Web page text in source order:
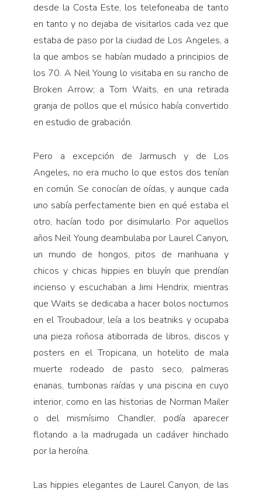
desde la Costa Este, los telefoneaba de tanto
en tanto y no dejaba de visitarlos cada vez que
estaba de paso por la ciudad de Los Angeles, a
la que ambos se habían mudado a principios de
los 70. A Neil Young lo visitaba en su rancho de
Broken Arrow; a Tom Waits, en una retirada
granja de pollos que el músico había convertido
en estudio de grabación.
Pero a excepción de Jarmusch y de Los
Angeles, no era mucho lo que estos dos tenían
en común. Se conocían de oídas, y aunque cada
uno sabía perfectamente bien en qué estaba el
otro, hacían todo por disimularlo. Por aquellos
años Neil Young deambulaba por Laurel Canyon,
un mundo de hongos, pitos de marihuana y
chicos y chicas hippies en bluyín que prendían
incienso y escuchaban a Jimi Hendrix, mientras
que Waits se dedicaba a hacer bolos nocturnos
en el Troubadour, leía a los beatniks y ocupaba
una pieza roñosa atiborrada de libros, discos y
posters en el Tropicana, un hotelito de mala
muerte rodeado de pasto seco, palmeras
enanas, tumbonas raídas y una piscina en cuyo
interior, como en las historias de Norman Mailer
o del mismísimo Chandler, podía aparecer
flotando a la madrugada un cadáver hinchado
por la heroína.
Las hippies elegantes de Laurel Canyon, de las